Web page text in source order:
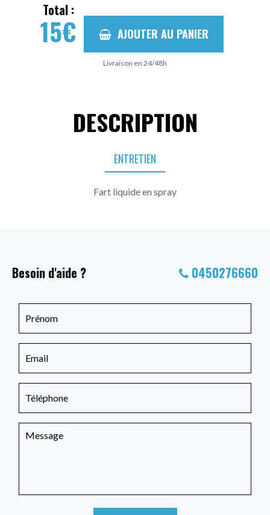
Total :
15€ AJOUTER AU PANIER
Livraison en 24/48h
DESCRIPTION
ENTRETIEN
Fart liquide en spray
Besoin d'aide ? 0450276660